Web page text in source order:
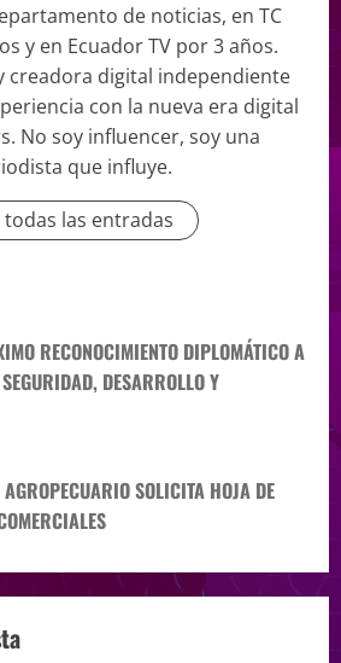
de noticias, en TC
y en Ecuador TV por 3 años.
creadora digital independiente
con la nueva era digital
No soy influencer, soy una
que influye.
todas las entradas
RECONOCIMIENTO DIPLOMÁTICO A
DESARROLLO Y
SOLICITA HOJA DE